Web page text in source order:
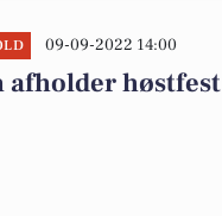
09-09-2022 14:00
afholder høstfest